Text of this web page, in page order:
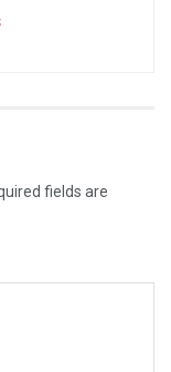
fields are